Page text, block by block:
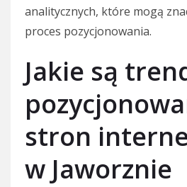
analitycznych, które mogą
proces pozycjonowania.
Jakie są
stron
w Jaworznie